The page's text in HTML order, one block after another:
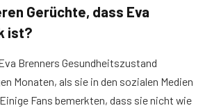
Gerüchte, dass Eva
ist?
Brenners Gesundheitszustand
Monaten, als sie in den sozialen Medien
Fans bemerkten, dass sie nicht wie